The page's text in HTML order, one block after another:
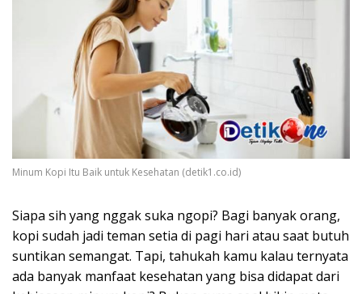
Minum Kopi Itu Baik untuk Kesehatan (detik1.co.id)
Siapa sih yang nggak suka ngopi? Bagi banyak orang,
kopi sudah jadi teman setia di pagi hari atau saat butuh
suntikan semangat. Tapi, tahukah kamu kalau ternyata
ada banyak manfaat kesehatan yang bisa didapat dari